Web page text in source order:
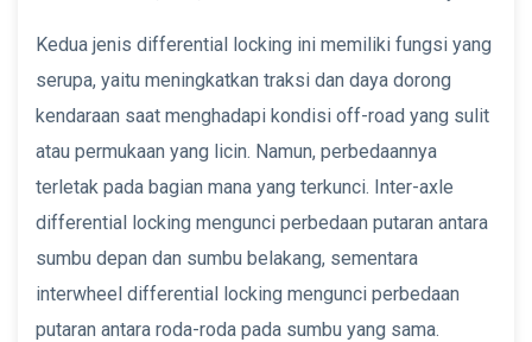
Kedua jenis differential locking ini memiliki fungsi yang
serupa, yaitu meningkatkan traksi dan daya dorong
kendaraan saat menghadapi kondisi off-road yang sulit
atau permukaan yang licin. Namun, perbedaannya
terletak pada bagian mana yang terkunci. Inter-axle
differential locking mengunci perbedaan putaran antara
sumbu depan dan sumbu belakang, sementara
interwheel differential locking mengunci perbedaan
putaran antara roda-roda pada sumbu yang sama.